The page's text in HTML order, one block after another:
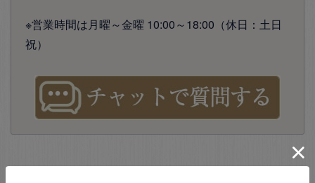
※営業時間は月曜～金曜 10:00～18:00（休日：土日
祝）